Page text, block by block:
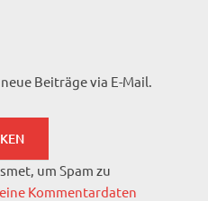
Beiträge via E-Mail.
um Spam zu
Kommentardaten